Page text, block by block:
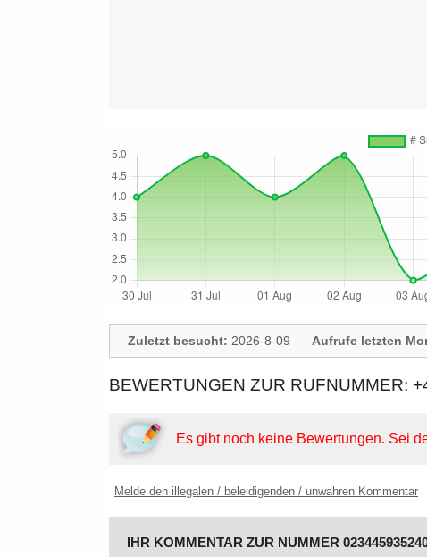
Zuletzt besucht: 2026-8-09 Aufrufe letzten
BEWERTUNGEN ZUR RUFNUMMER:
Es gibt noch keine Bewertungen. Sei
Melde den illegalen / beleidigenden / unwahren Kommentar
IHR KOMMENTAR ZUR NUMMER